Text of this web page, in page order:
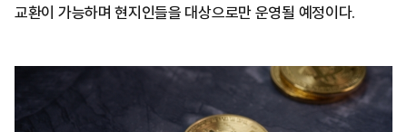
교환이 가능하며 현지인들을 대상으로만 운영될 예정이다.